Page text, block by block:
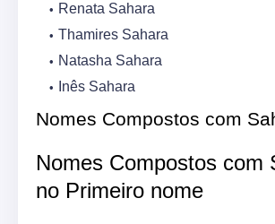
Renata Sahara
Thamires Sahara
Natasha Sahara
Inês Sahara
Nomes Compostos com
Nomes Compostos com
no Primeiro nome